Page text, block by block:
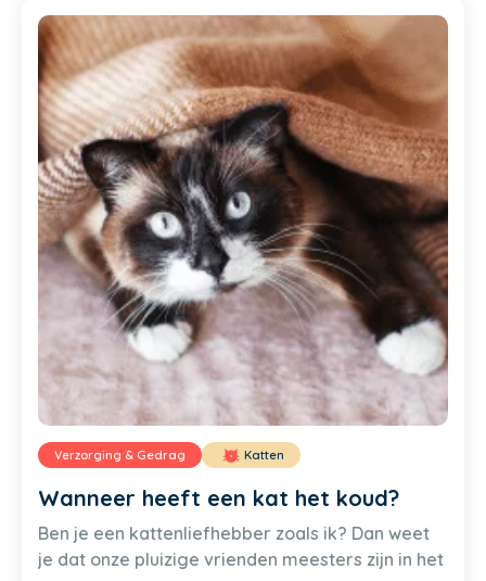
Verzorging & Gedrag Katten
Wanneer heeft een kat het koud?
Ben je een kattenliefhebber zoals ik? Dan weet
je dat onze pluizige vrienden meesters zijn in het